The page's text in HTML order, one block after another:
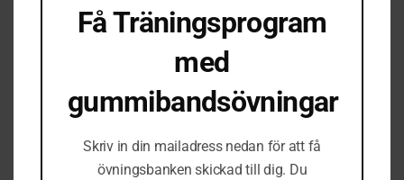
Långweekends är precis vad det låter som – en
kortare resa med mycket innehåll!
Perfekt för dig som vill komma iväg några dagar
och fylla på med energi, träning och nya intryck
utan att behöva vara borta en hel vecka.
Läs mer »
Få Träningsprogram
med
gummibandsövningar
Skriv in din mailadress nedan för att få
övningsbanken skickad till dig. Du